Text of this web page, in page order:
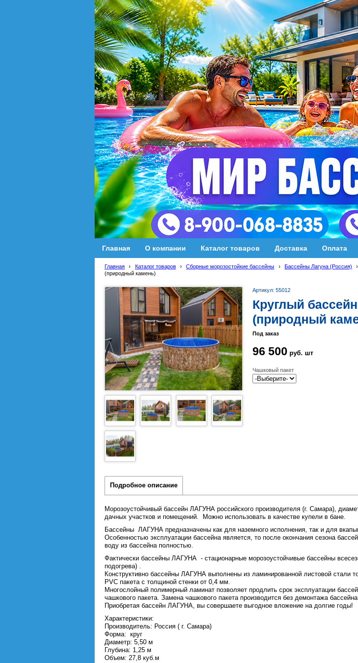
Главная О компании Каталог товаров Доставка Оплата
Главная › Каталог товаров › Сборные морозостойкие бассейны › Бассейны Лагуна (Россия) ›
(природный камень)
Артикул: 55012
Круглый
(природный
Под заказ
96 500 руб. шт
Чашковый пакет
Подробное описание
Морозоустойчивый бассейн ЛАГУНА российского производителя (г. Самара),
дачных участков и помещений. Можно использовать в качестве купели в бане.
Бассейны ЛАГУНА предназначены как для наземного исполнения, так и для
Особенностью эксплуатации бассейна является, то после окончания сезона
воду из бассейна полностью.
Фактически бассейны ЛАГУНА - стационарные морозоустойчивые бассейны
подогрева) .
Конструктивно бассейны ЛАГУНА выполнены из ламинированной листовой
PVC пакета с толщиной стенки от 0,4 мм.
Многослойный полимерный ламинат позволяет продлить срок эксплуатации
чашкового пакета. Замена чашкового пакета производится без демонтажа бассейна.
Приобретая бассейн ЛАГУНА, вы совершаете выгодное вложение на долгие годы!
Характеристики:
Производитель: Россия ( г. Самара)
Форма: круг
Диаметр: 5,50 м
Глубина: 1,25 м
Объем: 27,8 куб.м